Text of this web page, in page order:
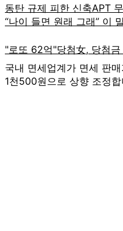
국내 면세업계가 면세 판
1천500원으로 상향 조정합